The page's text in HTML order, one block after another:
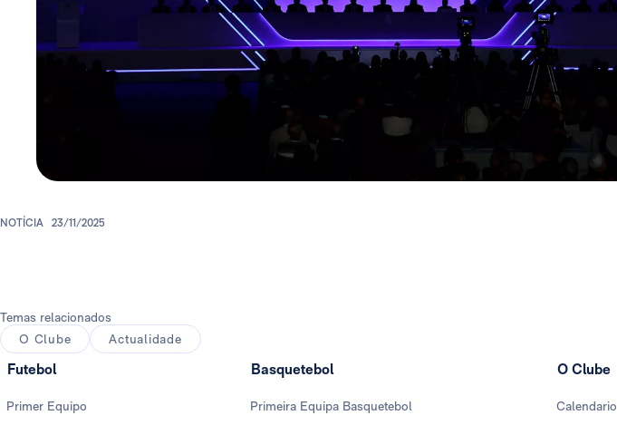
NOTÍCIA 23/11/2025
Temas relacionados
O Clube
Actualidade
Futebol
Primer Equipo
Basquetebol
Primeira Equipa Basquetebol
O Clube
Calendario